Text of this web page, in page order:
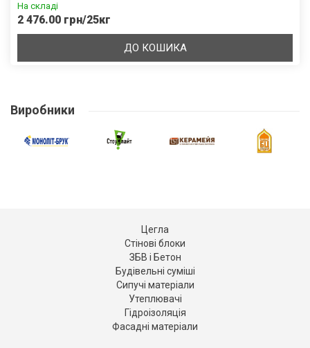
На складі
2 476.00 грн/25кг
ДО КОШИКА
Виробники
Цегла
Стінові блоки
ЗБВ і Бетон
Будівельні суміші
Сипучі матеріали
Утеплювачі
Гідроізоляція
Фасадні матеріали